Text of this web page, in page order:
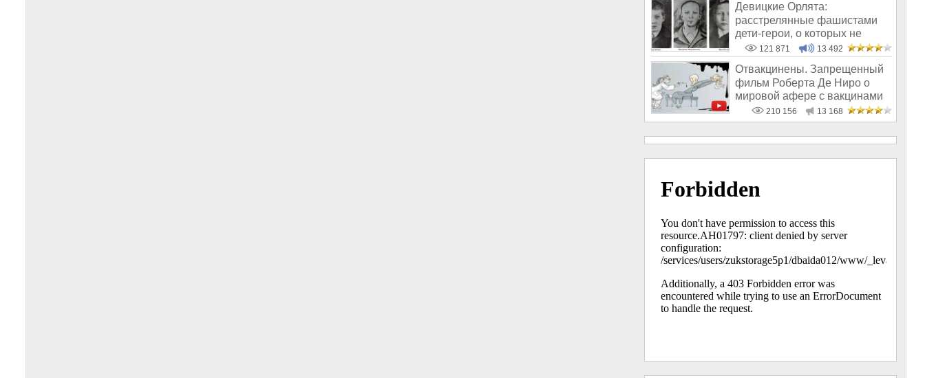
Девицкие Орлята:
расстрелянные фашистами
дети-герои, о которых не
рассказывают в шк
121 871 13 492
Отвакцинены. Запрещенный
фильм Роберта Де Ниро о
мировой афере с вакцинами
210 156 13 168